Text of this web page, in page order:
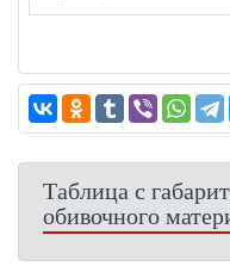
Таблица с
обивочного